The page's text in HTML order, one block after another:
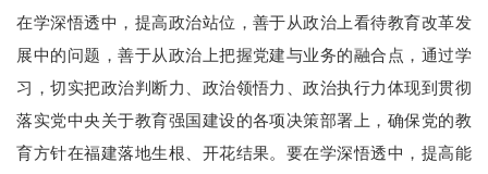
在学深悟透中，提高政治站位，善于从政治上看待教育改革发
展中的问题，善于从政治上把握党建与业务的融合点，通过学
习，切实把政治判断力、政治领悟力、政治执行力体现到贯彻
落实党中央关于教育强国建设的各项决策部署上，确保党的教
育方针在福建落地生根、开花结果。要在学深悟透中，提高能